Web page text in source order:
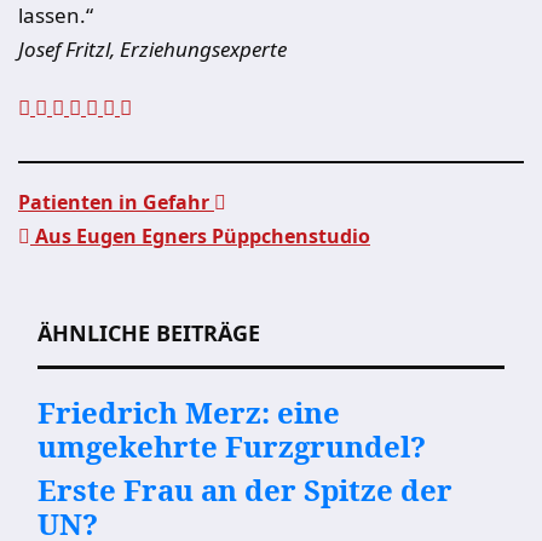
lassen.“
Josef Fritzl, Erziehungsexperte
Patienten in Gefahr
Aus Eugen Egners Püppchenstudio
ÄHNLICHE BEITRÄGE
Friedrich Merz: eine
umgekehrte Furzgrundel?
Erste Frau an der Spitze der
UN?